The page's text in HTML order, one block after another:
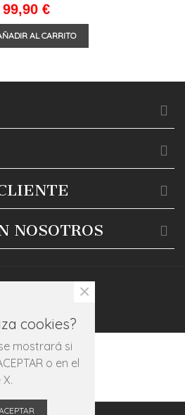
99,90 €
AL CARRITO
NOSOTROS
cookies?
mostrará si
o en el
×